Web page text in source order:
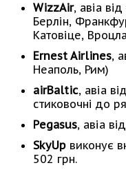
WizzAir, авіа
Берлін,
Катовіце,
Ernest Airlines,
Неаполь, Рим)
airBaltic, авіа
стиковочні до
Рegasus, авіа
SkyUp виконує
502 грн.